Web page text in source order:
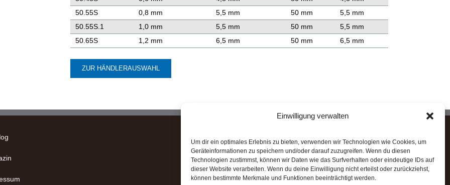
Einwilligung verwalten
Um dir ein optimales Erlebnis zu bieten, verwenden wir Technologien wie Cookies, um
Geräteinformationen zu speichern und/oder darauf zuzugreifen. Wenn du diesen
Technologien zustimmst, können wir Daten wie das Surfverhalten oder eindeutige IDs auf
dieser Website verarbeiten. Wenn du deine Einwilligung nicht erteilst oder zurückziehst,
können bestimmte Merkmale und Funktionen beeinträchtigt werden.
50.55S
0,8 mm 5,5 mm 50 mm
5,5 mm
50.55S.1
1,0 mm 5,5 mm 50 mm
5,5 mm
50.65S
1,2 mm 6,5 mm 50 mm 6,5 mm
ZUR HÄNDLERAUSWAHL
✓ Zuverlässig
✓ Leistungsfähig
✓ Robust